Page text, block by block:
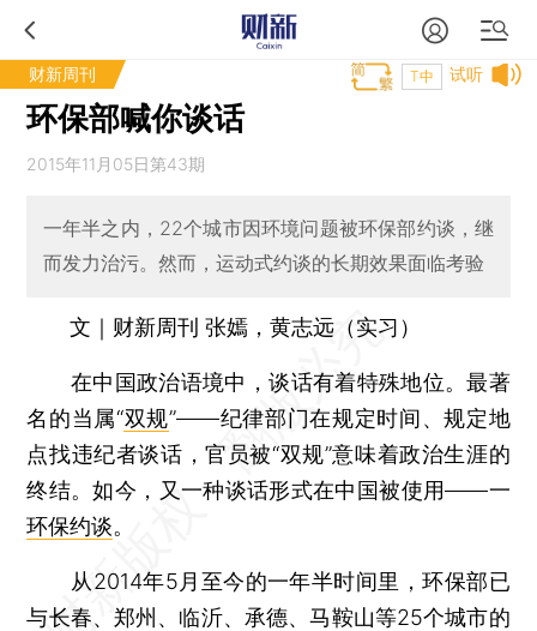
财新周刊 试听
T中
环保部喊你谈话
2015年11月05日第43期
一年半之内，22个城市因环境问题被环保部约谈，继
而发力治污。然而，运动式约谈的长期效果面临考验
文｜财新周刊 张嫣，黄志远（实习）
在中国政治语境中，谈话有着特殊地位。最著
名的当属“双规”——纪律部门在规定时间、规定地
点找违纪者谈话，官员被“双规”意味着政治生涯的
终结。如今，又一种谈话形式在中国被使用——一
环保约谈。
从2014年5月至今的一年半时间里，环保部已
与长春、郑州、临沂、承德、马鞍山等25个城市的